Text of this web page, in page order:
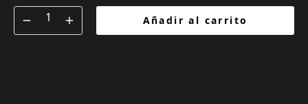
Añadir al carrito